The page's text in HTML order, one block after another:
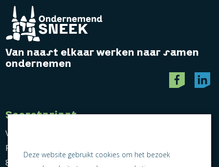
Van naast elkaar werken naar samen
ondernemen
Secretariaat
Vereniging Ondernemend Sneek
Postbus 464
8600 AL Sneek
Deze website gebruikt cookies om het bezoek